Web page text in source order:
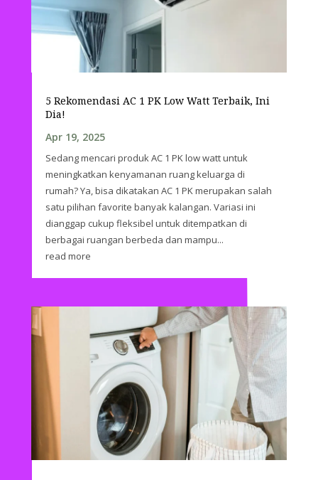
5 Rekomendasi AC 1 PK Low Watt Terbaik, Ini
Dia!
Apr 19, 2025
Sedang mencari produk AC 1 PK low watt untuk
meningkatkan kenyamanan ruang keluarga di
rumah? Ya, bisa dikatakan AC 1 PK merupakan salah
satu pilihan favorite banyak kalangan. Variasi ini
dianggap cukup fleksibel untuk ditempatkan di
berbagai ruangan berbeda dan mampu...
read more